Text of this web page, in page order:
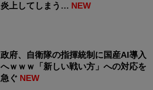
炎上してしまう… NEW
政府、自衛隊の指揮統制に国産AI導入
へｗｗｗ「新しい戦い方」への対応を
急ぐ NEW